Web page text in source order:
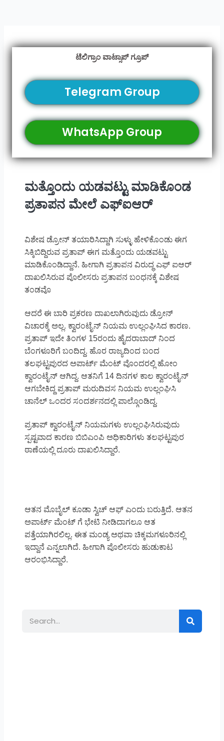
ಟೆಲಿಗ್ರಾಂ ವಾಟ್ಸಾಪ್ ಗ್ರೂಪ್
Telegram Group
WhatsApp Group
ಮತ್ತೊಂದು ಯಡವಟ್ಟು ಮಾಡಿಕೊಂಡ
ಪ್ರತಾಪನ ಮೇಲೆ ಎಫ್‌ಐಆರ್
ವಿಶೇಷ ಡ್ರೋನ್ ತಯಾರಿಸಿದ್ದಾಗಿ ಸುಳ್ಳು ಹೇಳಿಕೊಂಡು ಈಗ
ಸಿಕ್ಕಿಬಿದ್ದಿರುವ ಪ್ರತಾಪ್ ಈಗ ಮತ್ತೊಂದು ಯಡವಟ್ಟು
ಮಾಡಿಕೊಂಡಿದ್ದಾನೆ. ಹೀಗಾಗಿ ಪ್ರತಾಪನ ವಿರುದ್ಧ ಎಫ್ ಐಆರ್
ದಾಖಲಿಸಿರುವ ಪೊಲೀಸರು ಪ್ರತಾಪನ ಬಂಧನಕ್ಕೆ ವಿಶೇಷ
ತಂಡವೊ
ಆದರೆ ಈ ಬಾರಿ ಪ್ರಕರಣ ದಾಖಲಾಗಿರುವುದು ಡ್ರೋನ್
ವಿಚಾರಕ್ಕೆ ಅಲ್ಲ. ಕ್ವಾರಂಟೈನ್ ನಿಯಮ ಉಲ್ಲಂಘಿಸಿದ ಕಾರಣ.
ಪ್ರತಾಪ್ ಇದೇ ತಿಂಗಳ 15ರಂದು ಹೈದರಾಬಾದ್ ನಿಂದ
ಬೆಂಗಳೂರಿಗೆ ಬಂದಿದ್ದ. ಹೊರ ರಾಜ್ಯದಿಂದ ಬಂದ
ತಲಘಟ್ಟಪುರದ ಅಪಾರ್ಟ್ ಮೆಂಟ್ ವೊಂದರಲ್ಲಿ ಹೋಂ
ಕ್ವಾರಂಟೈನ್ ಆಗಿದ್ದ. ಆತನಿಗೆ 14 ದಿನಗಳ ಕಾಲ ಕ್ವಾರಂಟೈನ್
ಆಗಬೇಕಿದ್ದ ಪ್ರತಾಪ್ ಮರುದಿವಸ ನಿಯಮ ಉಲ್ಲಂಘಿಸಿ
ಚಾನೆಲ್ ಒಂದರ ಸಂದರ್ಶನದಲ್ಲಿ ಪಾಲ್ಗೊಂಡಿದ್ದ.
ಪ್ರತಾಪ್ ಕ್ವಾರಂಟೈನ್ ನಿಯಮಗಳು ಉಲ್ಲಂಘಿಸಿರುವುದು
ಸ್ಪಷ್ಟವಾದ ಕಾರಣ ಬಿಬಿಎಂಪಿ ಅಧಿಕಾರಿಗಳು ತಲಘಟ್ಟಪುರ
ಠಾಣೆಯಲ್ಲಿ ದೂರು ದಾಖಲಿಸಿದ್ದಾರೆ.
ಆತನ ಮೊಬೈಲ್ ಕೂಡಾ ಸ್ವಿಚ್ ಆಫ್ ಎಂದು ಬರುತ್ತಿದೆ. ಆತನ
ಅಪಾರ್ಟ್ ಮೆಂಟ್ ಗೆ ಭೇಟಿ ನೀಡಿದಾಗಲೂ ಆತ
ಪತ್ತೆಯಾಗಿರಲಿಲ್ಲ. ಈತ ಮಂಡ್ಯ ಅಥವಾ ಚಿಕ್ಕಮಗಳೂರಿನಲ್ಲಿ
ಇದ್ದಾನೆ ಎನ್ನಲಾಗಿದೆ. ಹೀಗಾಗಿ ಪೊಲೀಸರು ಹುಡುಕಾಟ
ಆರಂಭಿಸಿದ್ದಾರೆ.
Search